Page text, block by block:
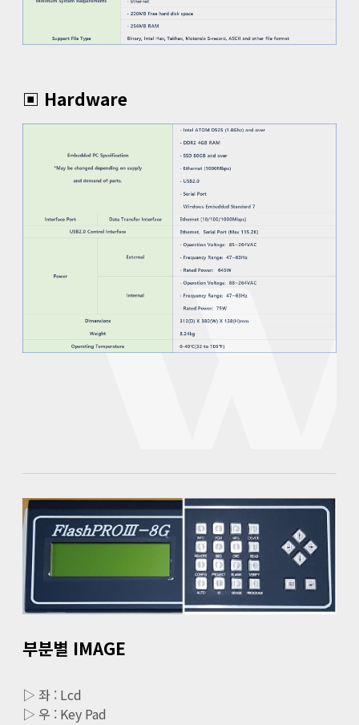
▣ Hardware
부분별 IMAGE
▷ 좌 : Lcd
▷ 우 : Key Pad